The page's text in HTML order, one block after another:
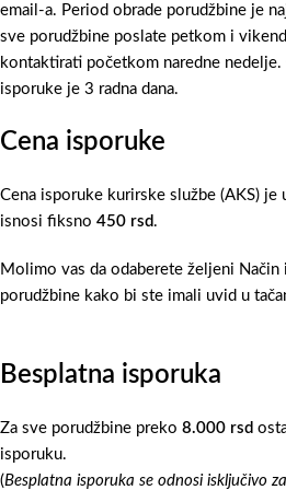
email-a. Period obrade porudžbine je
sve porudžbine poslate petkom i
kontaktirati početkom naredne
isporuke je 3 radna dana.
Cena isporuke
Cena isporuke kurirske službe (AKS) je
isnosi fiksno 450 rsd .
Molimo vas da odaberete željeni
porudžbine kako bi ste imali uvid u
Besplatna isporuka
Za sve porudžbine preko 8.000 rsd
isporuku.
(Besplatna isporuka se odnosi isključivo